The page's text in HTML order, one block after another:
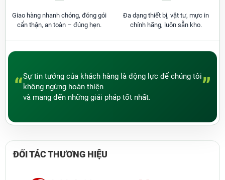
Giao hàng nhanh chóng, đóng gói
cẩn thận, an toàn – đúng hẹn.
Đa dạng thiết bị, vật tư, mực in
chính hãng, luôn sẵn kho.
“Sự tin tưởng của khách hàng là động lực để chúng tôi
không ngừng hoàn thiện
và mang đến những giải pháp tốt nhất.
”
ĐỐI TÁCTHƯƠNG HIỆU